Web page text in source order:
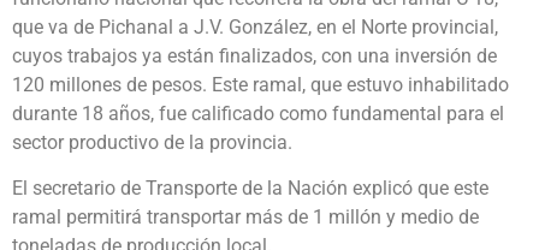
que va de Pichanal a J.V. González, en el Norte provincial,
cuyos trabajos ya están finalizados, con una inversión de
120 millones de pesos. Este ramal, que estuvo inhabilitado
durante 18 años, fue calificado como fundamental para el
sector productivo de la provincia.
El secretario de Transporte de la Nación explicó que este
ramal permitirá transportar más de 1 millón y medio de